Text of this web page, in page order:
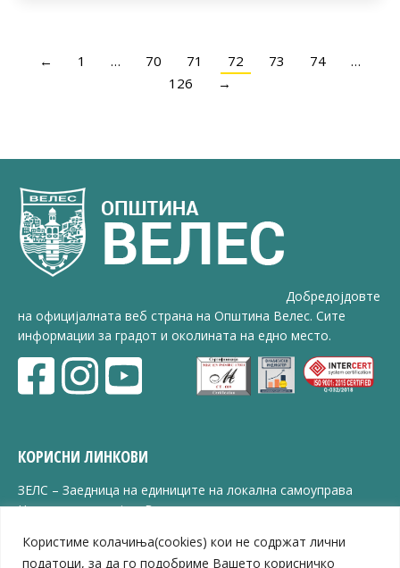
Користиме колачиња(cookies) кои не содржат лични
податоци, за да го подобриме Вашето корисничко
← 1 … 70 71 72 73 74
…
126
→
Добредојдовте
на официјалната веб страна на Општина Велес. Сите
информации за градот и околината на едно место.
КОРИСНИ ЛИНКОВИ
ЗЕЛС – Заедница на единиците на локална самоуправа
Центар за развој на Вардарски плански регион
ЈПССО „Парк – спорт и паркинзи“